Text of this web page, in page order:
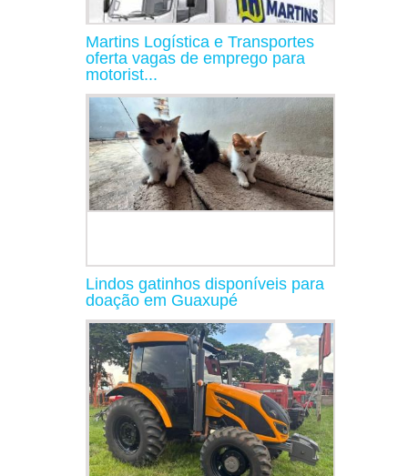
Martins Logística e Transportes
oferta vagas de emprego para
motorist...
Lindos gatinhos disponíveis para
doação em Guaxupé